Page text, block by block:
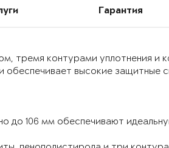
Гарантия
тремя контурами уплотнения и
высокие защитные
до 106 мм обеспечивают